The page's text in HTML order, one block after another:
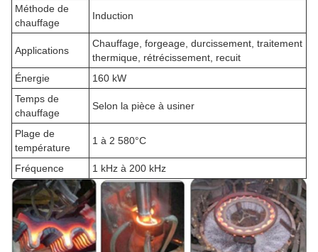
Méthode de
chauffage
Induction
Applications
Chauffage, forgeage, durcissement, traitement
thermique, rétrécissement, recuit
Énergie
160 kW
Temps de
chauffage
Selon la pièce à usiner
Plage de
température
1 à 2 580°C
Fréquence 1 kHz à 200 kHz